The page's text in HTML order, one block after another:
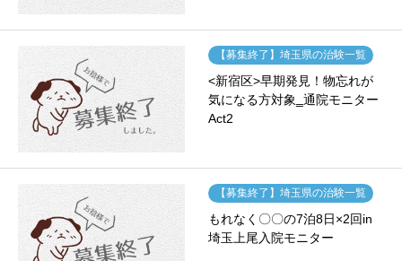
【募集終了】埼玉県の治験一覧
<新宿区>早期発見！物忘れが
気になる方対象‗通院モニター
Act2
【募集終了】埼玉県の治験一覧
もれなく〇〇の7泊8日×2回in
埼玉上尾入院モニター